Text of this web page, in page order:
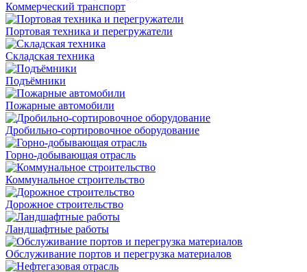
Коммерческий транспорт
Портовая техника и перегружатели
Складская техника
Подъёмники
Пожарные автомобили
Дробильно-сортировочное оборудование
Горно-добывающая отрасль
Коммунальное строительство
Дорожное строительство
Ландшафтные работы
Обслуживание портов и перегрузка материалов